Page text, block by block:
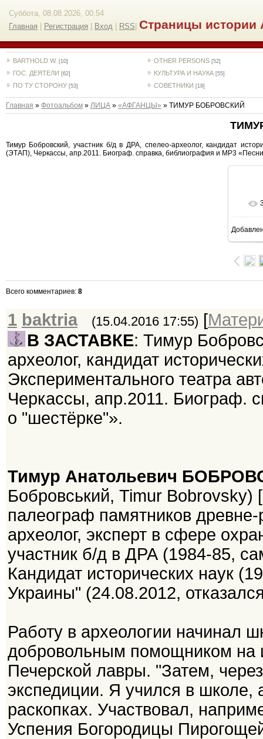
Суббота, 08.08.2026, 00:54
Главная
Регистрация Вход RSS Страницы истории
BARTHOLD W. [10] OTHER PERSONS [52]
ГОС. ДЕЯТЕЛИ [62] КУЛЬТУРА И НАУКА [55]
ПО ТУ СТОРОНУ [53] СОВЕТНИКИ [19]
Главная » Фотоальбом» ЛИЦА» «АФГАНЦЫ» » ТИМУР БОБРОВСКИЙ
Тимур Бобровский, участник б/д в ДРА, спелео-археолог, кандидат
(ЭТАП), Черкассы, апр.2011. Биограф. справка, библиография и MP3
Всего комментариев: 8
1 baktria (15.04.2016 17:55) [
В ЗАСТАВКЕ: Тимур
археолог, кандидат
Экспериментального театра
Черкассы, апр.2011. Биограф.
о "шестёрке"».
Тимур Анатольевич
Бобровський, Timur Bobrovsky)
палеограф памятников древне-
археолог, эксперт в сфере
участник б/д в ДРА (1984-85,
Кандидат исторических наук
Украины" (24.08.2012,
Работу в археологии начинал
добровольным помощником на
Печерской лавры. "Затем,
экспедиции. Я учился в школе,
раскопках. Участвовал,
Успения Богородицы